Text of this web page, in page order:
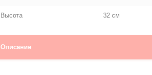
Высота 32 cм
Описание